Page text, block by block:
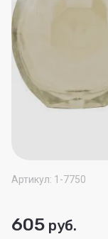
Артикул: 1-7750
605 руб.